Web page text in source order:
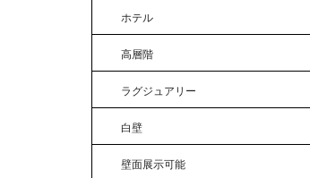
ホテル
高層階
ラグジュアリー
白壁
壁面展示可能